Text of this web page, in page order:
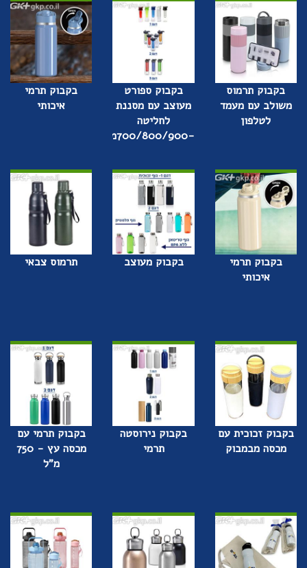
בקבוק תרמוס
משולב עם מעמד
לטלפון
בקבוק ספורט
מעוצב עם מסננת
לחליטה
-700/800/900מ"ל
בקבוק תרמי
איכותי
בקבוק תרמי
איכותי
בקבוק מעוצב תרמוס צבאי
בקבוק זכוכית עם
מכסה מבמבוק
בקבוק נירוסטה
תרמי
בקבוק תרמי עם
מכסה עץ - 750
מ"ל